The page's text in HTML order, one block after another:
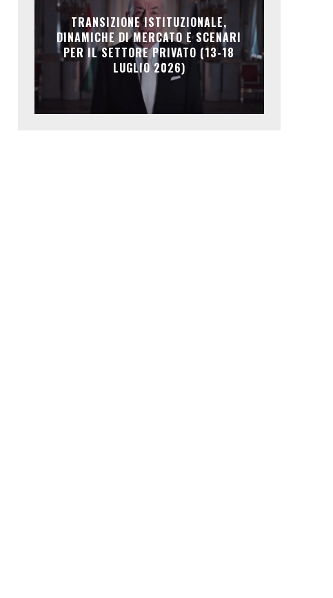
TRANSIZIONE ISTITUZIONALE,
DINAMICHE DI MERCATO E SCENARI
PER IL SETTORE PRIVATO (13-18
LUGLIO 2026)